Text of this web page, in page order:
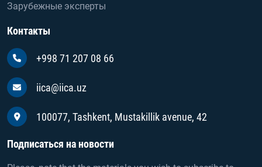
Зарубежные эксперты
Контакты
+998 71 207 08 66
iica@iica.uz
100077, Tashkent, Mustakillik avenue, 42
Подписаться на новости